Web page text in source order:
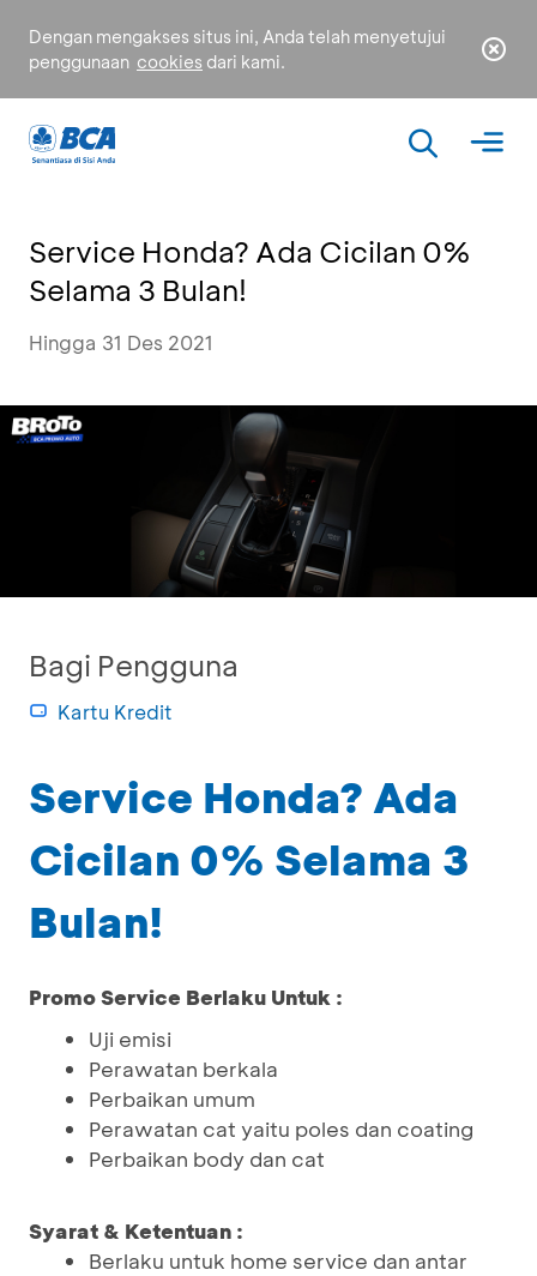
Dengan mengakses situs ini, Anda telah menyetujui
penggunaan cookies dari kami.
Service Honda? Ada Cicilan 0%
Selama 3 Bulan!
Hingga 31 Des 2021
Bagi Pengguna
Kartu Kredit
Service Honda? Ada
Cicilan 0% Selama 3
Bulan!
Promo Service Berlaku Untuk :
Uji emisi
Perawatan berkala
Perbaikan umum
Perawatan cat yaitu poles dan coating
Perbaikan body dan cat
Syarat & Ketentuan :
Berlaku untuk home service dan antar